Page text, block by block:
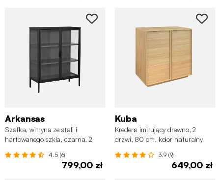
Arkansas
Szafka, witryna ze stali i
hartowanego szkła, czarna, 2
4.5 (6)
799,00 zł
Kuba
Kredens imitujący drewno, 2
drzwi, 80 cm, kolor naturalny
3.9 (9)
649,00 zł